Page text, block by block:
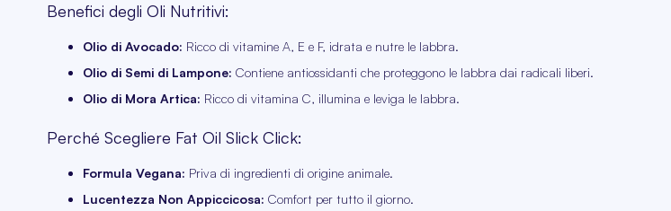
Benefici degli Oli Nutritivi:
Olio di Avocado: Ricco di vitamine A, E e F, idrata e nutre le labbra.
Olio di Semi di Lampone: Contiene antiossidanti che proteggono le labbra dai radicali liberi.
Olio di Mora Artica: Ricco di vitamina C, illumina e leviga le labbra.
Perché Scegliere Fat Oil Slick Click:
Formula Vegana: Priva di ingredienti di origine animale.
Lucentezza Non Appiccicosa: Comfort per tutto il giorno.